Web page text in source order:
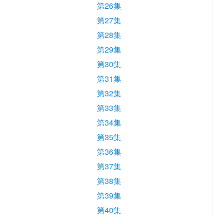
第26集
第27集
第28集
第29集
第30集
第31集
第32集
第33集
第34集
第35集
第36集
第37集
第38集
第39集
第40集